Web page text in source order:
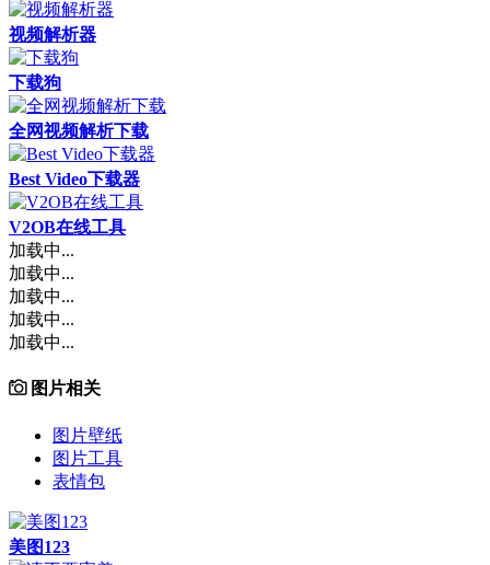
视频解析器
下载狗
全网视频解析下载
Best Video下载器
V2OB在线工具
加载中...
加载中...
加载中...
加载中...
加载中...
图片相关
图片壁纸
图片工具
表情包
美图123